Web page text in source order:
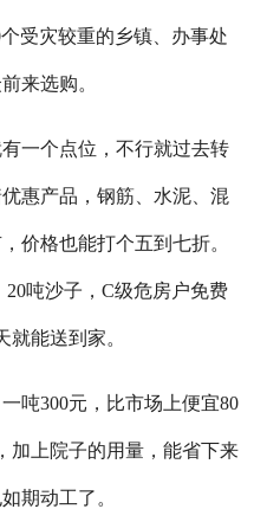
受灾较重的乡镇、办事处
来选购。
一个点位，不行就过去转
惠产品，钢筋、水泥、混
价格也能打个五到七折。
吨沙子，C级危房户免费
能送到家。
300元，比市场上便宜80
加上院子的用量，能省下来
期动工了。